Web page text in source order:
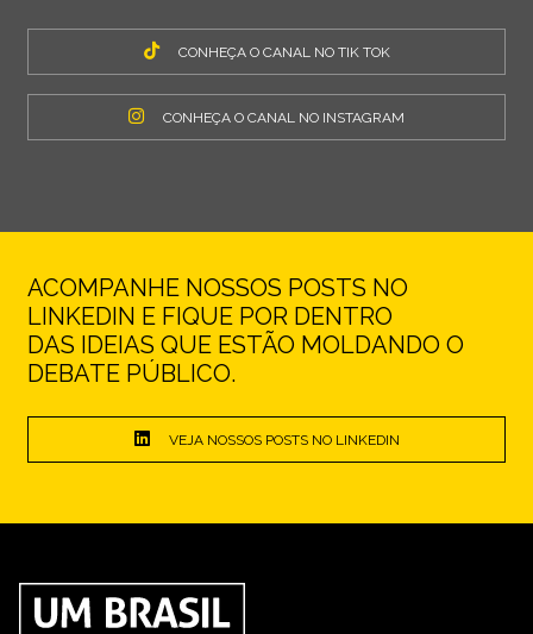
CONHEÇA O CANAL NO TIK TOK
CONHEÇA O CANAL NO INSTAGRAM
ACOMPANHE NOSSOS POSTS NO
LINKEDIN E FIQUE POR DENTRO
DAS IDEIAS QUE ESTÃO MOLDANDO O
DEBATE PÚBLICO.
VEJA NOSSOS POSTS NO LINKEDIN